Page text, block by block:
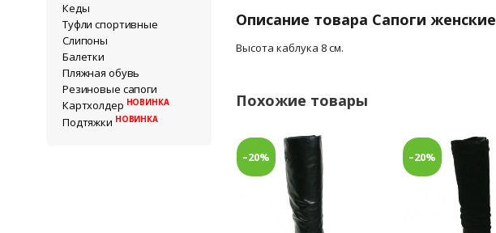
Кеды
Туфли спортивные
Слипоны
Балетки
Пляжная обувь
Резиновые сапоги
Картхолдер НОВИНКА
Подтяжки НОВИНКА
Описание товара Сапоги женские
Высота каблука 8 см.
Похожие товары
–20% –20%